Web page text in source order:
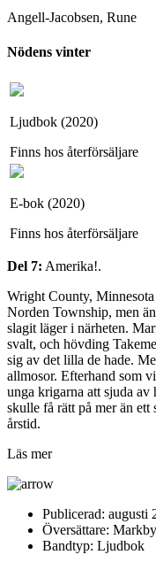
Angell-Jacobsen, Rune
Nödens vinter
Ljudbok (2020)
Finns hos återförsäljare
E-bok (2020)
Finns hos återförsäljare
Del 7: Amerika!.
Wright County,
Norden Township, men
slagit läger i närheten.
svalt, och hövding
sig av det lilla de hade.
allmosor. Efterhand som
unga krigarna att sjuda
skulle få rätt på mer än ett
årstid.
Läs mer
Publicerad: augusti
Översättare:
Bandtyp: Ljudbok